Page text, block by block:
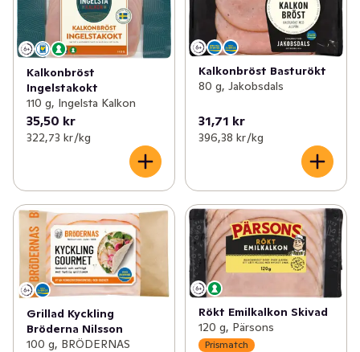
Kalkonbröst
Ingelstakokt
110 g, Ingelsta Kalkon
35,50 kr
322,73 kr /kg
Kalkonbröst Basturökt
80 g, Jakobsdals
31,71 kr
396,38 kr /kg
Grillad Kyckling
Bröderna Nilsson
100 g, BRÖDERNAS
Rökt Emilkalkon Skivad
120 g, Pärsons
Prismatch